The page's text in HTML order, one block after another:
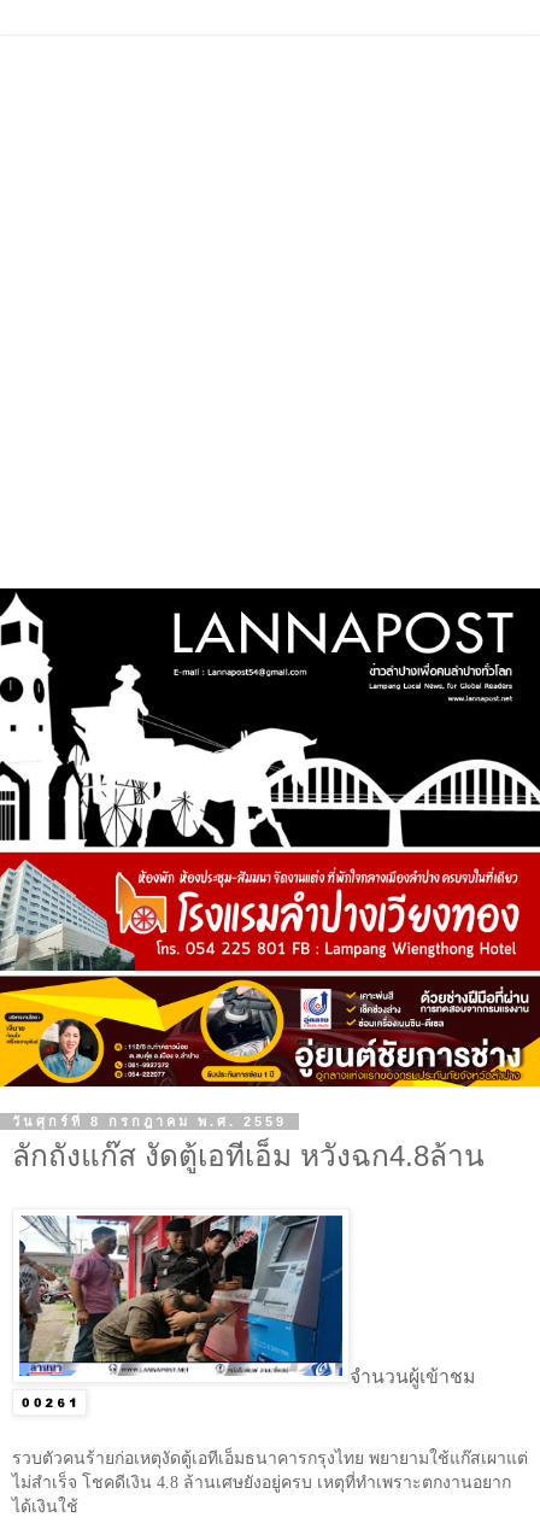
วันศุกร์ที่ 8 กรกฎาคม พ.ศ. 2559
ลักถังแก๊ส งัดตู้เอทีเอ็ม หวังฉก4.8ล้าน
จำนวนผู้เข้าชม
รวบตัวคนร้ายก่อเหตุงัดตู้เอทีเอ็มธนาคารกรุงไทย พยายามใช้แก๊สเผาแต่
ไม่สำเร็จ โชคดีเงิน 4.8 ล้านเศษยังอยู่ครบ เหตุที่ทำเพราะตกงานอยาก
ได้เงินใช้